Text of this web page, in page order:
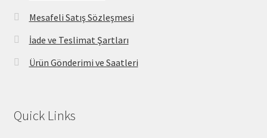
Mesafeli Satış Sözleşmesi
İade ve Teslimat Şartları
Ürün Gönderimi ve Saatleri
Quick Links